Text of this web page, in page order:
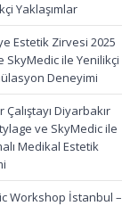
Yaklaşımlar
Estetik Zirvesi 2025
SkyMedic ile Yenilikçi
Deneyimi
Diyarbakır
ve SkyMedic ile
Medikal Estetik
Workshop İstanbul –